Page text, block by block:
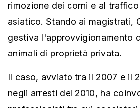
rimozione dei corni e al
asiatico. Stando ai magistrati,
gestiva l'approvvigionamento
animali di proprietà privata.
Il caso, avviato tra il 2007 e il
negli arresti del 2010, ha